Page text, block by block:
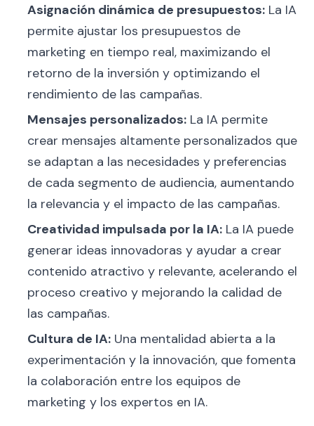
Asignación dinámica de presupuestos: La IA
permite ajustar los presupuestos de
marketing en tiempo real, maximizando el
retorno de la inversión y optimizando el
rendimiento de las campañas.
Mensajes personalizados: La IA permite
crear mensajes altamente personalizados que
se adaptan a las necesidades y preferencias
de cada segmento de audiencia, aumentando
la relevancia y el impacto de las campañas.
Creatividad impulsada por la IA: La IA puede
generar ideas innovadoras y ayudar a crear
contenido atractivo y relevante, acelerando el
proceso creativo y mejorando la calidad de
las campañas.
Cultura de IA: Una mentalidad abierta a la
experimentación y la innovación, que fomenta
la colaboración entre los equipos de
marketing y los expertos en IA.